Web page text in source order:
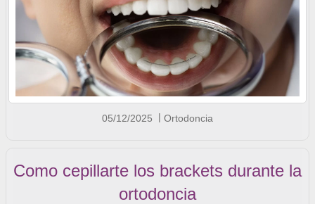
05/12/2025 Ortodoncia
Como cepillarte los brackets durante la
ortodoncia